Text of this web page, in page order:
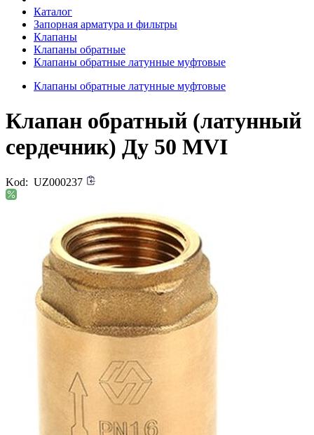
Каталог
Запорная арматура и фильтры
Клапаны
Клапаны обратные
Клапаны обратные латунные муфтовые
Клапаны обратные латунные муфтовые
Клапан обратный (латунный
сердечник) Ду 50 MVI
Kod: UZ000237